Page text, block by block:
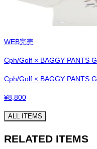
WEB完売
Cph/Golf × BAGGY PANTS
Cph/Golf × BAGGY PANTS
¥8,800
ALL ITEMS
RELATED ITEMS